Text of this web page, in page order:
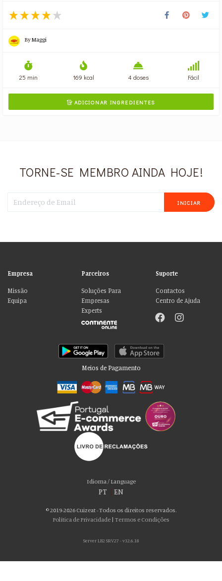
ByMaggi
25 min 169 kcal 4 doses Fácil
ADICIONAR INGREDIENTES
TORNE-SE MEMBRO AINDA HOJE!
INICIAR
Empresa
Missão
Equipa
Parceiros
Soluções Para
Empresas
Experts
Suporte
Contactos
Centro de Ajuda
Meios de Pagamento
Idioma / Language
PT EN
© 2019-2026 Cuizeat - Todos os direitos reservados.
Política de Privacidade | Termos e Condições
Server LB2 SRV27 - v32.6.18
Por favor aceite as nossas deliciosas
Usamos cookies para personalizar conteúdo e anúncios, fornecer recursos
de mídia social e analisar nosso tráfego. Também compartilhamos
social, publicidade e análise, que podem combiná-lo com outras informações
que você forneceu a eles ou que coletaram do uso de seus serviços. Você